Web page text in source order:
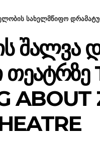
სახელმწიფო
ᲨᲐᲚᲕᲐ
ABOUT